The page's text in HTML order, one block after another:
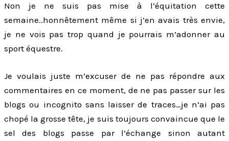
Non je ne suis pas mise à l’équitation cette
semaine..honnêtement même si j’en avais très envie,
je ne vois pas trop quand je pourrais m’adonner au
sport équestre.
Je voulais juste m’excuser de ne pas répondre aux
commentaires en ce moment, de ne pas passer sur les
blogs ou incognito sans laisser de traces…je n’ai pas
chopé la grosse tête, je suis toujours convaincue que le
sel des blogs passe par l’échange sinon autant